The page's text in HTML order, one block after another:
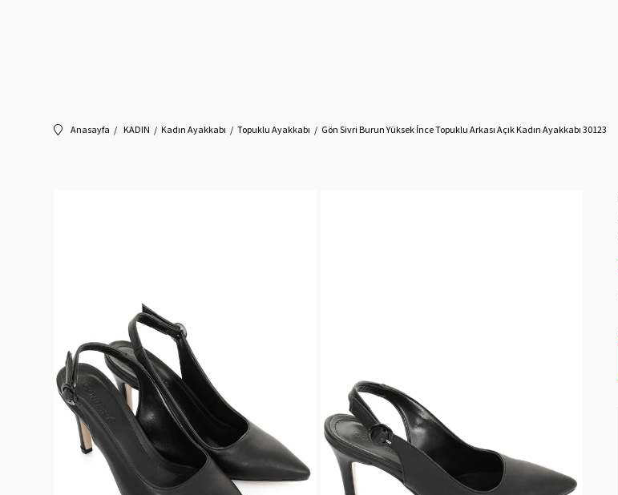
Anasayfa KADIN Kadın Ayakkabı Topuklu Ayakkabı Gön Sivri Burun Yüksek İnce Topuklu Arkası Açık Kadın Ayakkabı 30123